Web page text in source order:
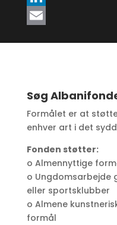
Søg
Formålet er at
enhver art i det
Fonden støtter:
o Almennyttige
o Ungdomsarbejde
eller sportsklubber
o Almene
formål